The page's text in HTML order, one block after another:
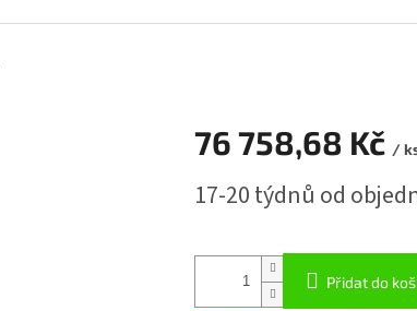
76 758,68 Kč /
cena:
17-20 týdnů od
Přidat do